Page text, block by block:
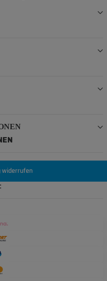
widerrufen